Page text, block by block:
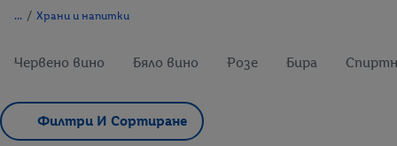
/ Храни и напитки
Червено вино Бяло вино Розе Бира
Филтри И Сортиране